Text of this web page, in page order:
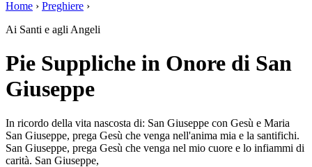
Home › Preghiere ›
Ai Santi e agli Angeli
Pie Suppliche in Onore di San
Giuseppe
In ricordo della vita nascosta di: San Giuseppe con Gesù e Maria
San Giuseppe, prega Gesù che venga nell'anima mia e la santifichi.
San Giuseppe, prega Gesù che venga nel mio cuore e lo infiammi di
carità. San Giuseppe,